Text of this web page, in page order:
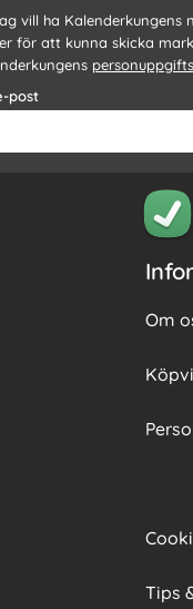
vill ha Kalenderkungens
för att kunna skicka
post
Om
Tips